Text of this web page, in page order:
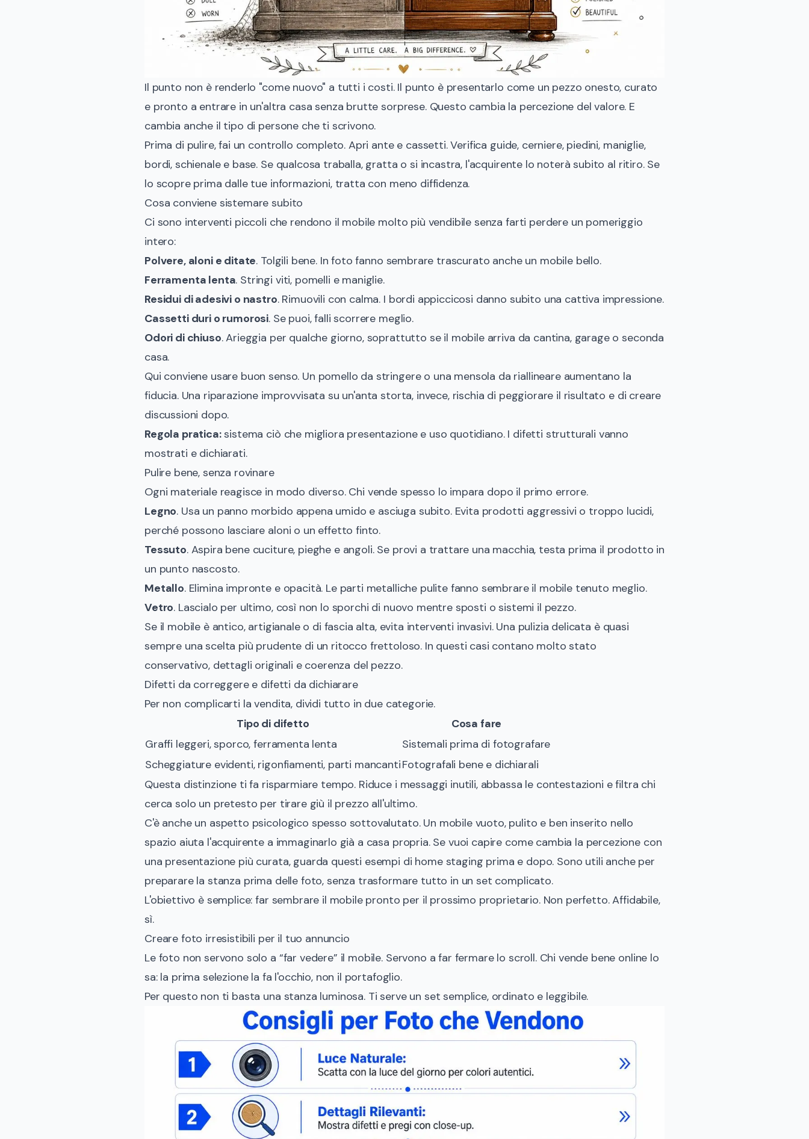
Il punto non è renderlo "come nuovo" a tutti i costi. Il punto è presentarlo come un pezzo onesto, curato
e pronto a entrare in un'altra casa senza brutte sorprese. Questo cambia la percezione del valore. E
cambia anche il tipo di persone che ti scrivono.
Prima di pulire, fai un controllo completo. Apri ante e cassetti. Verifica guide, cerniere, piedini, maniglie,
bordi, schienale e base. Se qualcosa traballa, gratta o si incastra, l'acquirente lo noterà subito al ritiro. Se
lo scopre prima dalle tue informazioni, tratta con meno diffidenza.
Cosa conviene sistemare subito
Ci sono interventi piccoli che rendono il mobile molto più vendibile senza farti perdere un pomeriggio
intero:
Polvere, aloni e ditate. Tolgili bene. In foto fanno sembrare trascurato anche un mobile bello.
Ferramenta lenta. Stringi viti, pomelli e maniglie.
Residui di adesivi o nastro. Rimuovili con calma. I bordi appiccicosi danno subito una cattiva impressione.
Cassetti duri o rumorosi. Se puoi, falli scorrere meglio.
Odori di chiuso. Arieggia per qualche giorno, soprattutto se il mobile arriva da cantina, garage o seconda
casa.
Qui conviene usare buon senso. Un pomello da stringere o una mensola da riallineare aumentano la
fiducia. Una riparazione improvvisata su un'anta storta, invece, rischia di peggiorare il risultato e di creare
discussioni dopo.
Regola pratica:sistema ciò che migliora presentazione e uso quotidiano. I difetti strutturali vanno
mostrati e dichiarati.
Pulire bene, senza rovinare
Ogni materiale reagisce in modo diverso. Chi vende spesso lo impara dopo il primo errore.
Legno. Usa un panno morbido appena umido e asciuga subito. Evita prodotti aggressivi o troppo lucidi,
perché possono lasciare aloni o un effetto finto.
Tessuto. Aspira bene cuciture, pieghe e angoli. Se provi a trattare una macchia, testa prima il prodotto in
un punto nascosto.
Metallo. Elimina impronte e opacità. Le parti metalliche pulite fanno sembrare il mobile tenuto meglio.
Vetro. Lascialo per ultimo, così non lo sporchi di nuovo mentre sposti o sistemi il pezzo.
Se il mobile è antico, artigianale o di fascia alta, evita interventi invasivi. Una pulizia delicata è quasi
sempre una scelta più prudente di un ritocco frettoloso. In questi casi contano molto stato
conservativo, dettagli originali e coerenza del pezzo.
Difetti da correggere e difetti da dichiarare
Per non complicarti la vendita, dividi tutto in due categorie.
Tipo di difetto
Cosa fare
Graffi leggeri, sporco, ferramenta lenta
Sistemali prima di fotografare
Scheggiature evidenti, rigonfiamenti, parti mancantiFotografali bene e dichiarali
Questa distinzione ti fa risparmiare tempo. Riduce i messaggi inutili, abbassa le contestazioni e filtra chi
cerca solo un pretesto per tirare giù il prezzo all'ultimo.
C'è anche un aspetto psicologico spesso sottovalutato. Un mobile vuoto, pulito e ben inserito nello
spazio aiuta l'acquirente a immaginarlo già a casa propria. Se vuoi capire come cambia la percezione con
una presentazione più curata, guarda questi esempi di home staging prima e dopo. Sono utili anche per
preparare la stanza prima delle foto, senza trasformare tutto in un set complicato.
L'obiettivo è semplice: far sembrare il mobile pronto per il prossimo proprietario. Non perfetto. Affidabile,
sì.
Creare foto irresistibili per il tuo annuncio
Le foto non servono solo a “far vedere” il mobile. Servono a far fermare lo scroll. Chi vende bene online lo
sa: la prima selezione la fa l'occhio, non il portafoglio.
Per questo non ti basta una stanza luminosa. Ti serve un set semplice, ordinato e leggibile.